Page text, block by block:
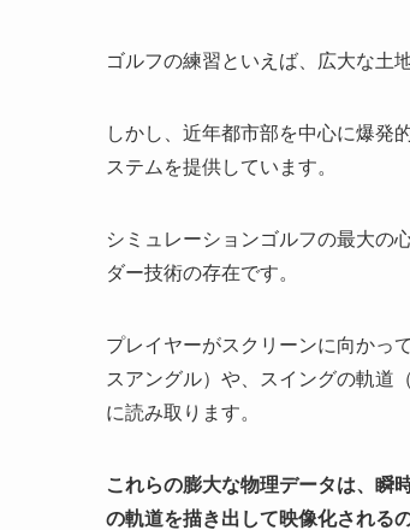
ゴルフの練習といえば、広大な土
しかし、近年都市部を中心に爆発
ステムを提供しています。
シミュレーションゴルフの最大の
ダー技術の存在です。
プレイヤーがスクリーンに向かっ
スアングル）や、スイングの軌道
に読み取ります。
これらの膨大な物理データは、瞬
の軌道を描き出して映像化されるの